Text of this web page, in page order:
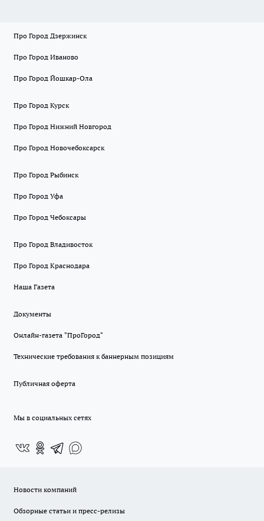
Про Город Дзержинск
Про Город Иваново
Про Город Йошкар-Ола
Про Город Курск
Про Город Нижний Новгород
Про Город Новочебоксарск
Про Город Рыбинск
Про Город Уфа
Про Город Чебоксары
Про Город Владивосток
Про Город Краснодара
Наша Газета
Документы
Онлайн-газета "ПроГород"
Технические требования к баннерным позициям
Публичная оферта
Мы в социальных сетях
Новости компаний
Обзорные статьи и пресс-релизы